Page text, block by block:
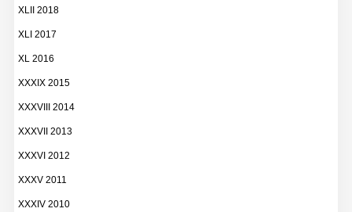
XLII 2018
XLI 2017
XL 2016
XXXIX 2015
XXXVIII 2014
XXXVII 2013
XXXVI 2012
XXXV 2011
XXXIV 2010